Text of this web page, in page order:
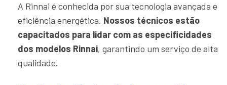
A Rinnai é conhecida por sua tecnologia avançada e
eficiência energética. Nossos técnicos estão
capacitados para lidar com as especificidades
dos modelos Rinnai, garantindo um serviço de alta
qualidade.